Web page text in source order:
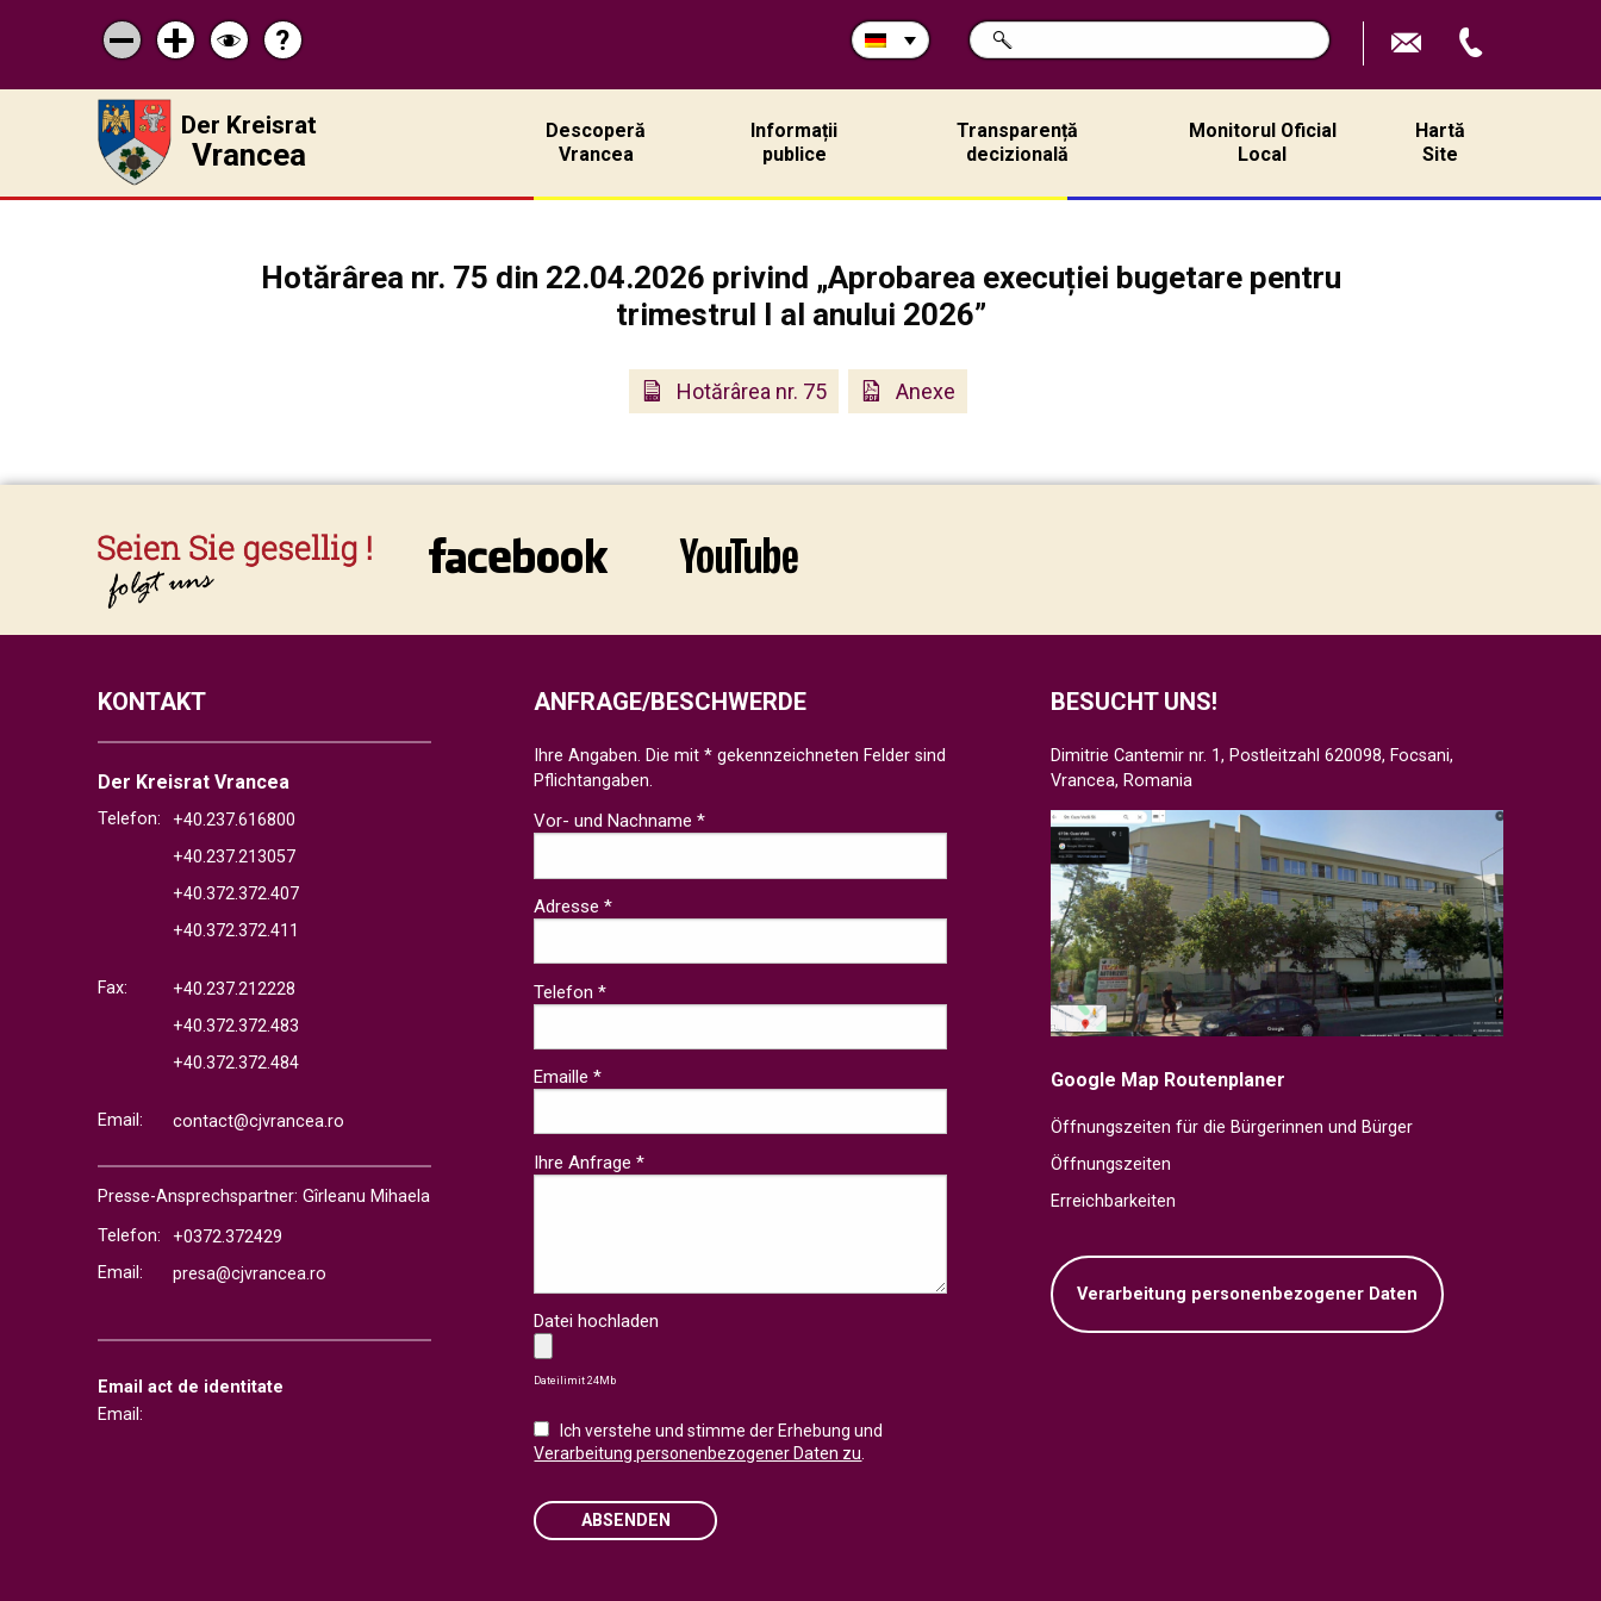
Micșorează
scrisul
Mărește
scrisul
Schimbă
contrastul
Pagina
de
ajutor
?
Durchsuchen
Sie
SUCHE
Der Kreisrat
Vrancea
Descoperă
Vrancea
Informații
publice
Transparență
decizională
Monitorul Oficial
Local
Hartă
Site
Hotărârea nr. 75 din 22.04.2026 privind „Aprobarea execuției bugetare pentru
trimestrul I al anului 2026”
Hotărârea nr. 75 Anexe
KONTAKT
Der Kreisrat Vrancea
Telefon:
+40.237.616800
+40.237.213057
+40.372.372.407
+40.372.372.411
Fax:
+40.237.212228
+40.372.372.483
+40.372.372.484
Email: contact@cjvrancea.ro
Presse-Ansprechspartner: Gîrleanu Mihaela
Telefon:
+0372.372429
Email:
presa@cjvrancea.ro
Email act de identitate
Email:
BESUCHT UNS!
Dimitrie Cantemir nr. 1, Postleitzahl 620098, Focsani,
Vrancea, Romania
Google Map Routenplaner
Öffnungszeiten für die Bürgerinnen und Bürger
Öffnungszeiten
Erreichbarkeiten
Verarbeitung personenbezogener Daten
ANFRAGE/BESCHWERDE
Ihre Angaben. Die mit * gekennzeichneten Felder sind
Pflichtangaben.
Vor- und Nachname *
Adresse *
Telefon *
Emaille *
Ihre Anfrage *
Datei hochladen
Dateilimit 24Mb
Ich verstehe und stimme der Erhebung und
Verarbeitung personenbezogener Daten zu.
ABSENDEN